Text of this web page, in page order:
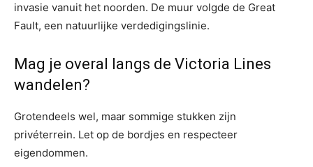
invasie vanuit het noorden. De muur volgde de Great
Fault, een natuurlijke verdedigingslinie.
Mag je overal langs de Victoria Lines
wandelen?
Grotendeels wel, maar sommige stukken zijn
privéterrein. Let op de bordjes en respecteer
eigendommen.